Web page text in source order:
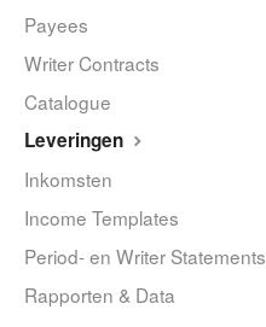
Payees
Writer Contracts
Catalogue
Leveringen
Inkomsten
Income Templates
Period- en Writer Statements
Rapporten & Data